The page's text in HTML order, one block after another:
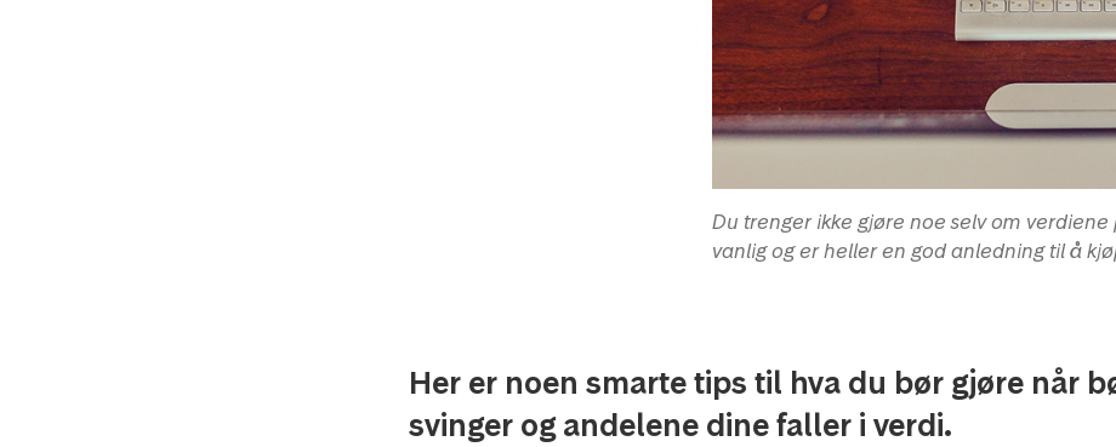
Du trenger ikke gjøre noe selv om
vanlig og er heller en god anledning til å
Her er noen smarte tips til hva du bør gjøre når
svinger og andelene dine faller i verdi.